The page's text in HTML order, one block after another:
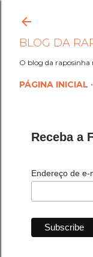
BLOG DA
O blog da raposinha
PÁGINA INICIAL
Receba a
Endereço de e-